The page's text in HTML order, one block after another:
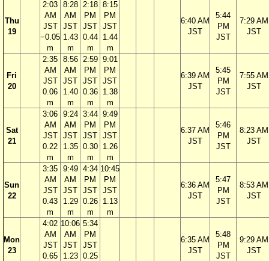
Thu
19
2:03
AM
JST
−0.05
m
8:28
AM
JST
1.43
m
2:18
PM
JST
0.44
m
8:15
PM
JST
1.44
m
6:40 AM
JST
5:44
PM
JST
7:29 AM
JST
Fri
20
2:35
AM
JST
0.06
m
8:56
AM
JST
1.40
m
2:59
PM
JST
0.36
m
9:01
PM
JST
1.38
m
6:39 AM
JST
5:45
PM
JST
7:55 AM
JST
Sat
21
3:06
AM
JST
0.22
m
9:24
AM
JST
1.35
m
3:44
PM
JST
0.30
m
9:49
PM
JST
1.26
m
6:37 AM
JST
5:46
PM
JST
8:23 AM
JST
Sun
22
3:35
AM
JST
0.43
m
9:49
AM
JST
1.29
m
4:34
PM
JST
0.26
m
10:45
PM
JST
1.13
m
6:36 AM
JST
5:47
PM
JST
8:53 AM
JST
Mon
23
4:02
AM
JST
0.65
10:06
AM
JST
1.23
5:34
PM
JST
0.25
6:35 AM
JST
5:48
PM
JST
9:29 AM
JST